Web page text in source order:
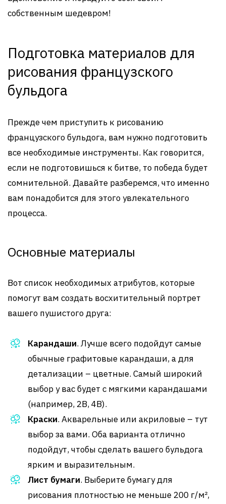
собственным шедевром!
Подготовка материалов для
рисования французского
бульдога
Прежде чем приступить к рисованию
французского бульдога, вам нужно подготовить
все необходимые инструменты. Как говорится,
если не подготовишься к битве, то победа будет
сомнительной. Давайте разберемся, что именно
вам понадобится для этого увлекательного
процесса.
Основные материалы
Вот список необходимых атрибутов, которые
помогут вам создать восхитительный портрет
вашего пушистого друга:
Карандаши. Лучше всего подойдут самые
обычные графитовые карандаши, а для
детализации – цветные. Самый широкий
выбор у вас будет с мягкими карандашами
(например, 2B, 4B).
Краски. Акварельные или акриловые – тут
выбор за вами. Оба варианта отлично
подойдут, чтобы сделать вашего бульдога
ярким и выразительным.
Лист бумаги. Выберите бумагу для
рисования плотностью не меньше 200 г/м²,